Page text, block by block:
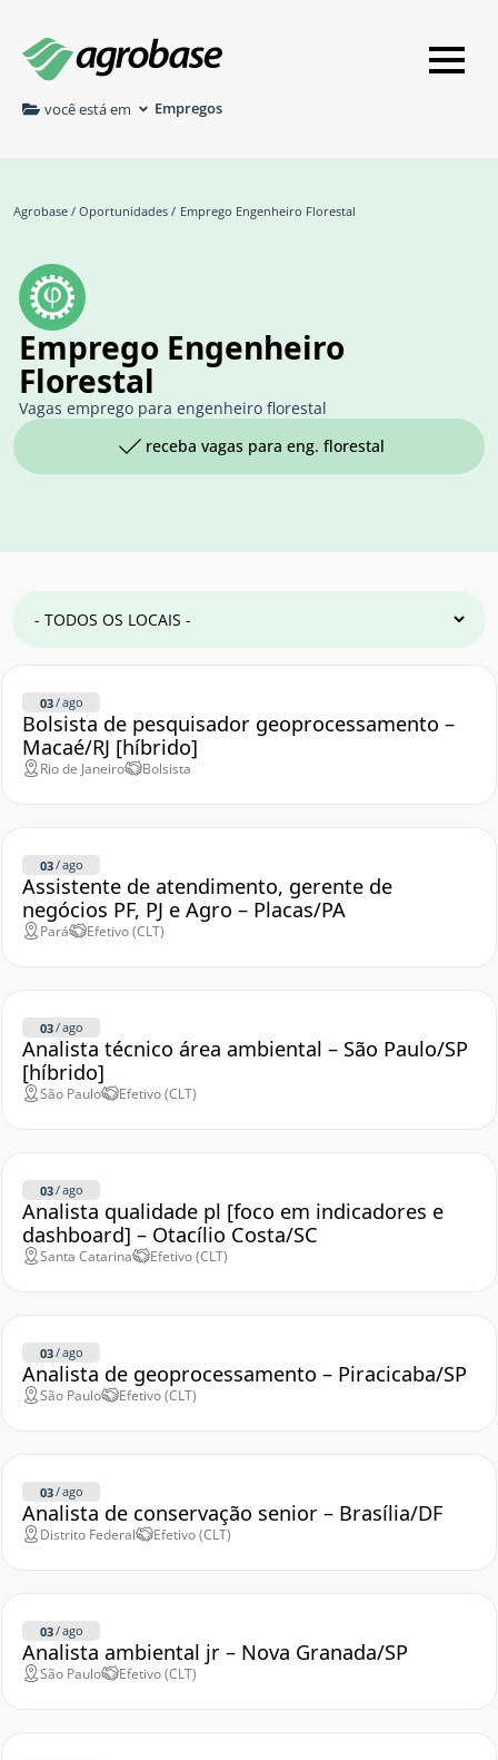
você está em Empregos
Agrobase / Oportunidades / Emprego Engenheiro Florestal
Emprego Engenheiro
Florestal
Vagas emprego para engenheiro florestal
receba vagas para eng. florestal
03/ago
Bolsista de pesquisador geoprocessamento –
Macaé/RJ [híbrido]
Rio de Janeiro Bolsista
03/ago
Assistente de atendimento, gerente de
negócios PF, PJ e Agro – Placas/PA
Pará Efetivo (CLT)
03/ago
Analista técnico área ambiental – São Paulo/SP
[híbrido]
São Paulo Efetivo (CLT)
03/ago
Analista qualidade pl [foco em indicadores e
dashboard] – Otacílio Costa/SC
Santa Catarina Efetivo (CLT)
03/ago
Analista de geoprocessamento – Piracicaba/SP
São Paulo Efetivo (CLT)
03/ago
Analista de conservação senior – Brasília/DF
Distrito Federal Efetivo (CLT)
03/ago
Analista ambiental jr – Nova Granada/SP
São Paulo Efetivo (CLT)